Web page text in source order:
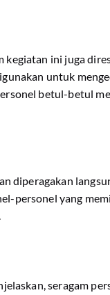
kegiatan ini juga
untuk
betul-betul
diperagakan
personel yang
seragam